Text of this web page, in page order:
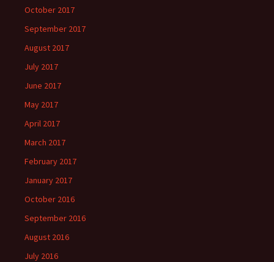
October 2017
September 2017
August 2017
July 2017
June 2017
May 2017
April 2017
March 2017
February 2017
January 2017
October 2016
September 2016
August 2016
July 2016